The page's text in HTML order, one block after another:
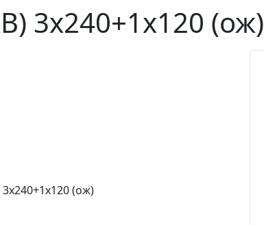
3х240+1х120 (ож)